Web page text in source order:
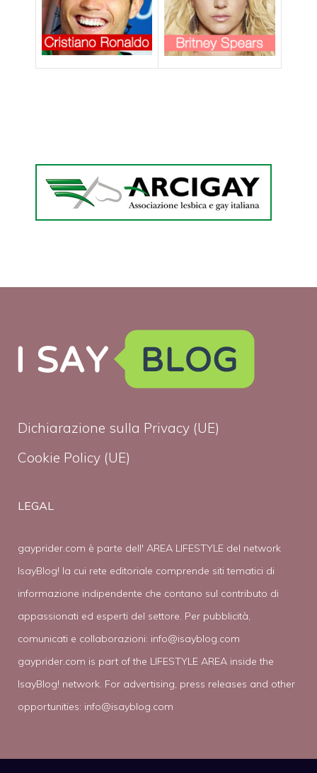
Dichiarazione sulla Privacy (UE)
Cookie Policy (UE)
LEGAL
gayprider.com è parte dell' AREA LIFESTYLE del network
IsayBlog! la cui rete editoriale comprende siti tematici di
informazione indipendente che contano sul contributo di
appassionati ed esperti del settore. Per pubblicità,
comunicati e collaborazioni: info@isayblog.com
gayprider.com is part of the LIFESTYLE AREA inside the
IsayBlog! network. For advertising, press releases and other
opportunities: info@isayblog.com